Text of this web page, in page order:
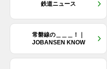
鉄道ニュース
常磐線の＿＿＿！｜
JOBANSEN KNOW